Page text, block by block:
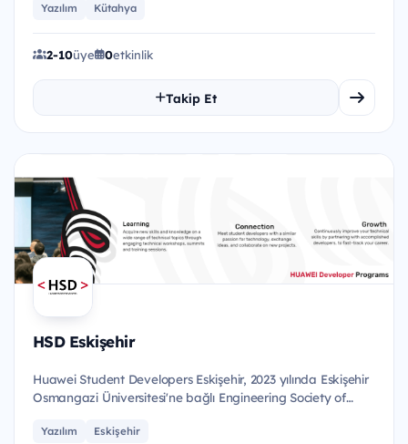
Yazılım Kütahya
2-10üye 0etkinlik
Takip Et
HSD Eskişehir
Huawei Student Developers Eskişehir, 2023 yılında Eskişehir
Osmangazi Üniversitesi'ne bağlı Engineering Society of
Yazılım Eskişehir